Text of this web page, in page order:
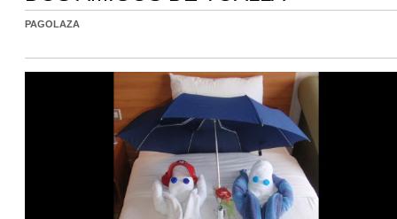
PAGOLAZA